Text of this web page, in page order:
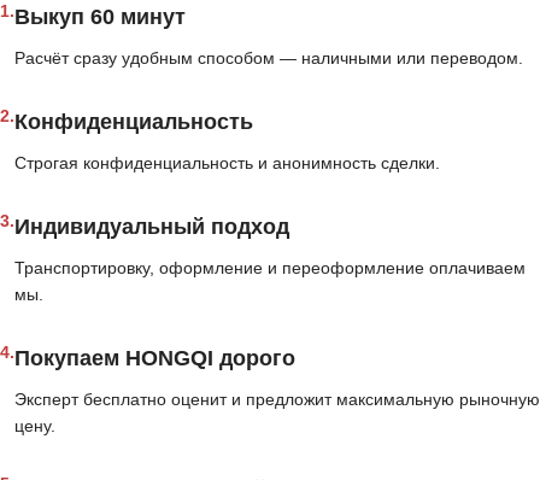
1.Выкуп 60 минут
Расчёт сразу удобным способом — наличными или переводом.
2.Конфиденциальность
Строгая конфиденциальность и анонимность сделки.
3.Индивидуальный подход
Транспортировку, оформление и переоформление оплачиваем
мы.
4.Покупаем HONGQI дорого
Эксперт бесплатно оценит и предложит максимальную рыночную
цену.